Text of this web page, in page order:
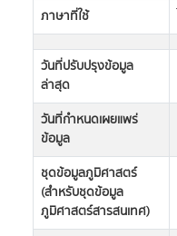
ภาษาที่ใช้
วันที่ปรับปรุงข้อมูล
ล่าสุด
วันที่กำหนดเผยแพร่
ข้อมูล
ชุดข้อมูลภูมิศาสตร์
(สำหรับชุดข้อมูล
ภูมิศาสตร์สารสนเทศ)